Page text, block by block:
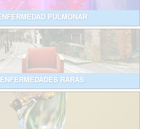
PULMONAR
ENFERMEDADES RARAS